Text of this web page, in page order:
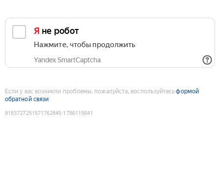
Я не робот
Нажмите, чтобы продолжить
Yandex SmartCaptcha
Если у вас возникли проблемы, пожалуйста, воспользуйтесьформой
обратной связи
9183727251571762845:1786115641